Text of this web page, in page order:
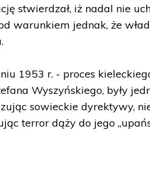
stwierdzał, iż nadal nie
warunkiem jednak, że
1953 r. - proces
Wyszyńskiego, były
sowieckie dyrektywy,
terror dąży do jego